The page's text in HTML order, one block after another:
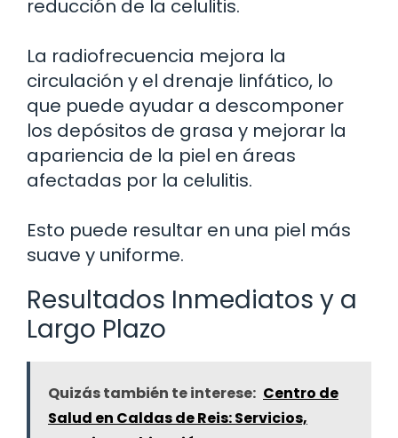
reducción de la celulitis.
La radiofrecuencia mejora la
circulación y el drenaje linfático, lo
que puede ayudar a descomponer
los depósitos de grasa y mejorar la
apariencia de la piel en áreas
afectadas por la celulitis.
Esto puede resultar en una piel más
suave y uniforme.
Resultados Inmediatos y a
Largo Plazo
Quizás también te interese: Centro de
Salud en Caldas de Reis: Servicios,